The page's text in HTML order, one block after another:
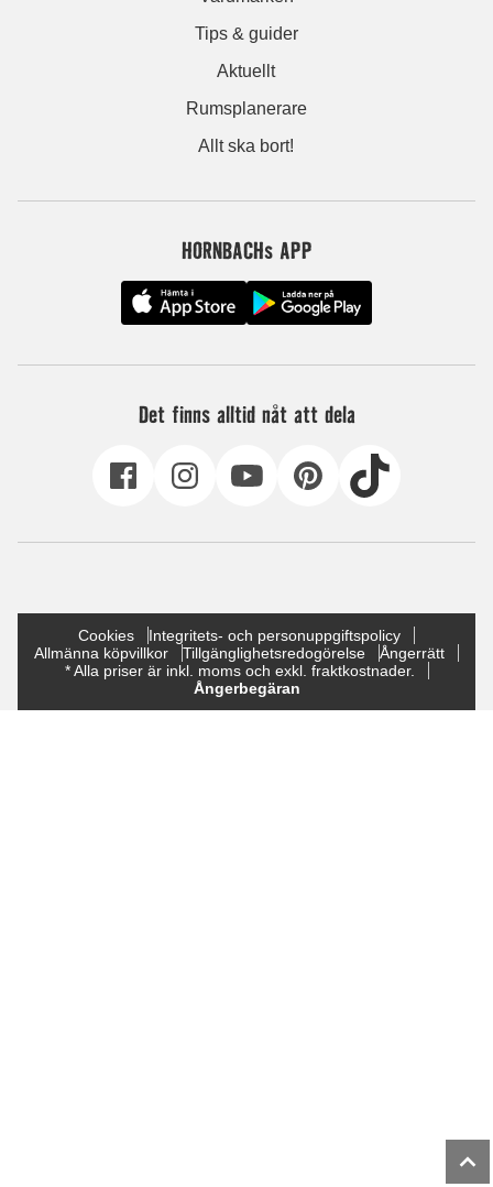
Tips & guider
Aktuellt
Rumsplanerare
Allt ska bort!
HORNBACHs APP
Det finns alltid nåt att dela
Cookies
Integritets- och personuppgiftspolicy
Allmänna köpvillkor
Tillgänglighetsredogörelse
Ångerrätt
* Alla priser är inkl. moms och exkl. fraktkostnader.
Ångerbegäran